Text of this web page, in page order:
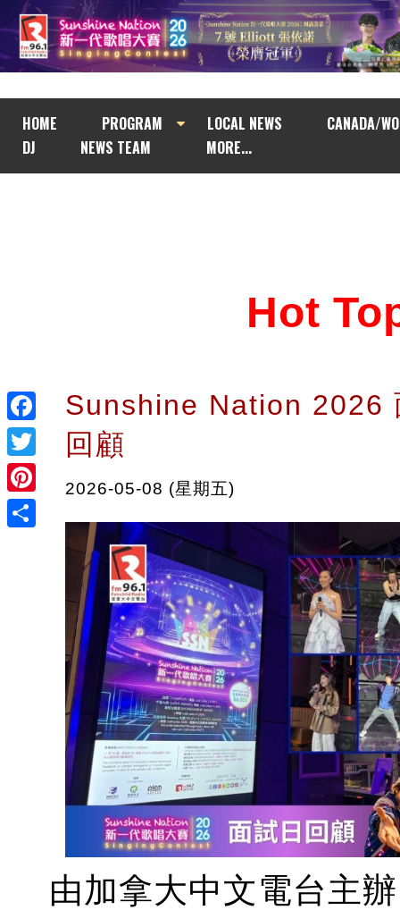
HOME PROGRAM LOCAL NEWS
CANADA/
DJ
NEWS TEAM MORE...
Facebook
Twitter
Pinterest
Hot
Sunshine Nation 2026
回顧
2026-05-08 (星期五)
由加拿大中文電台主